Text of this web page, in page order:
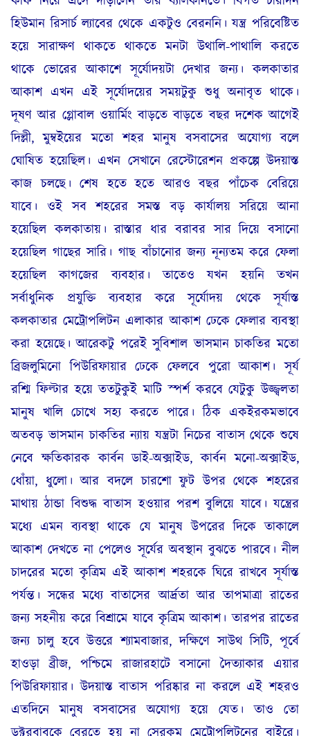
হিউমান রিসার্চ ল্যাবের থেকে একটুও বেরননি। যন্ত্র পরিবেষ্টিত
হয়ে সারাক্ষণ থাকতে থাকতে মনটা উথালি-পাথালি করতে
থাকে ভোরের আকাশে সূর্যোদয়টা দেখার জন্য। কলকাতার
আকাশ এখন এই সূর্যোদয়ের সময়টুকু শুধু অনাবৃত থাকে।
দূষণ আর গ্লোবাল ওয়ার্মিং বাড়তে বাড়তে বছর দশেক আগেই
দিল্লী, মুম্বইয়ের মতো শহর মানুষ বসবাসের অযোগ্য বলে
ঘোষিত হয়েছিল। এখন সেখানে রেস্টোরেশন প্রকল্পে উদয়াস্ত
কাজ চলছে। শেষ হতে হতে আরও বছর পাঁচেক বেরিয়ে
যাবে। ওই সব শহরের সমস্ত বড় কার্যালয় সরিয়ে আনা
হয়েছিল কলকাতায়। রাস্তার ধার বরাবর সার দিয়ে বসানো
হয়েছিল গাছের সারি। গাছ বাঁচানোর জন্য নূন্যতম করে ফেলা
হয়েছিল কাগজের ব্যবহার। তাতেও যখন হয়নি তখন
সর্বাধুনিক প্রযুক্তি ব্যবহার করে সূর্যোদয় থেকে সূর্যাস্ত
কলকাতার মেট্রোপলিটন এলাকার আকাশ ঢেকে ফেলার ব্যবস্থা
করা হয়েছে। আরেকটু পরেই সুবিশাল ভাসমান চাকতির মতো
ব্রিজলুমিনো পিউরিফায়ার ঢেকে ফেলবে পুরো আকাশ। সূর্য
রশ্মি ফিল্টার হয়ে ততটুকুই মাটি স্পর্শ করবে যেটুকু উজ্জ্বলতা
মানুষ খালি চোখে সহ্য করতে পারে। ঠিক একইরকমভাবে
অতবড় ভাসমান চাকতির ন্যায় যন্ত্রটা নিচের বাতাস থেকে শুষে
নেবে ক্ষতিকারক কার্বন ডাই-অক্সাইড, কার্বন মনো-অক্সাইড,
ধোঁয়া, ধুলো। আর বদলে চারশো ফুট উপর থেকে শহরের
মাথায় ঠান্ডা বিশুদ্ধ বাতাস হওয়ার পরশ বুলিয়ে যাবে। যন্ত্রের
মধ্যে এমন ব্যবস্থা থাকে যে মানুষ উপরের দিকে তাকালে
আকাশ দেখতে না পেলেও সূর্যের অবস্থান বুঝতে পারবে। নীল
চাদরের মতো কৃত্রিম এই আকাশ শহরকে ঘিরে রাখবে সূর্যাস্ত
পর্যন্ত। সন্ধের মধ্যে বাতাসের আর্দ্রতা আর তাপমাত্রা রাতের
জন্য সহনীয় করে বিশ্রামে যাবে কৃত্রিম আকাশ। তারপর রাতের
জন্য চালু হবে উত্তরে শ্যামবাজার, দক্ষিণে সাউথ সিটি, পূর্বে
হাওড়া ব্রীজ, পশ্চিমে রাজারহাটে বসানো দৈত্যাকার এয়ার
পিউরিফায়ার। উদয়াস্ত বাতাস পরিষ্কার না করলে এই শহরও
এতদিনে মানুষ বসবাসের অযোগ্য হয়ে যেত। তাও তো